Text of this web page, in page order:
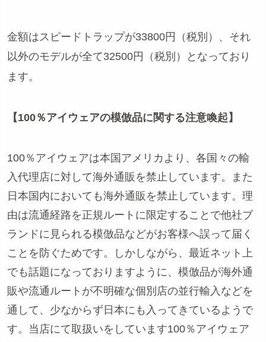
金額はスピードトラップが33800円（税別）、それ
以外のモデルが全て32500円（税別）となっており
ます。
【100％アイウェアの模倣品に関する注意喚起】
100％アイウェアは本国アメリカより、各国々の輸
入代理店に対して海外通販を禁止しています。また
日本国内においても海外通販を禁止しています。理
由は流通経路を正規ルートに限定することで他社ブ
ランドに見られる模倣品などがお客様へ誤って届く
ことを防ぐためです。しかしながら、最近ネット上
でも話題になっておりますように、模倣品が海外通
販や流通ルートが不明確な個別店の並行輸入などを
通して、少なからず日本にも入ってきているようで
す。当店にて取扱いをしています100％アイウェア